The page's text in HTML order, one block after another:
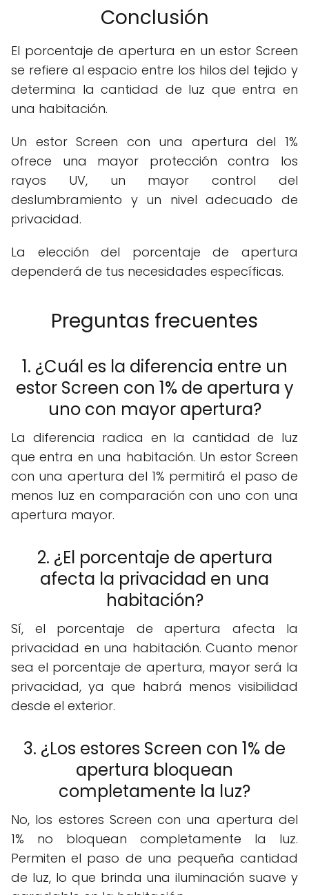
Conclusión
El porcentaje de apertura en un estor Screen
se refiere al espacio entre los hilos del tejido y
determina la cantidad de luz que entra en
una habitación.
Un estor Screen con una apertura del 1%
ofrece una mayor protección contra los
rayos UV, un mayor control del
deslumbramiento y un nivel adecuado de
privacidad.
La elección del porcentaje de apertura
dependerá de tus necesidades específicas.
Preguntas frecuentes
1. ¿Cuál es la diferencia entre un
estor Screen con 1% de apertura y
uno con mayor apertura?
La diferencia radica en la cantidad de luz
que entra en una habitación. Un estor Screen
con una apertura del 1% permitirá el paso de
menos luz en comparación con uno con una
apertura mayor.
2. ¿El porcentaje de apertura
afecta la privacidad en una
habitación?
Sí, el porcentaje de apertura afecta la
privacidad en una habitación. Cuanto menor
sea el porcentaje de apertura, mayor será la
privacidad, ya que habrá menos visibilidad
desde el exterior.
3. ¿Los estores Screen con 1% de
apertura bloquean
completamente la luz?
No, los estores Screen con una apertura del
1% no bloquean completamente la luz.
Permiten el paso de una pequeña cantidad
de luz, lo que brinda una iluminación suave y